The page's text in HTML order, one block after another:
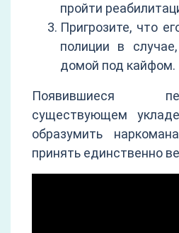
пройти
Пригрозите, что
полиции в
домой под кайфом.
Появившиеся
существующем
образумить
принять единственно